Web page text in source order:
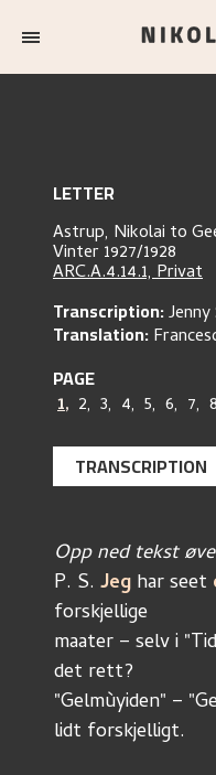
LETTER
Astrup, Nikolai to
Vinter 1927/1928
ARC.A.4.14.1, Privat
Transcription:
Translation:
PAGE
1, 2, 3, 4, 5, 6, 7, 8
TRANSCRIPTION
Opp ned tekst
P. S. Jeg har seet
forskjellige
maater – selv i
det rett?
"Gelmùyiden" –
lidt forskjelligt.